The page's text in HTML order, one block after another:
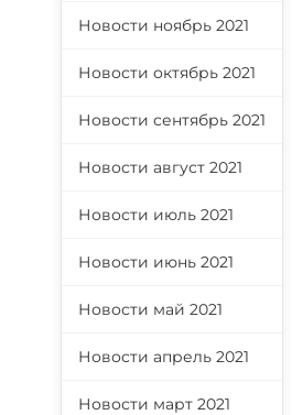
Новости ноябрь 2021
Новости октябрь 2021
Новости сентябрь 2021
Новости август 2021
Новости июль 2021
Новости июнь 2021
Новости май 2021
Новости апрель 2021
Новости март 2021